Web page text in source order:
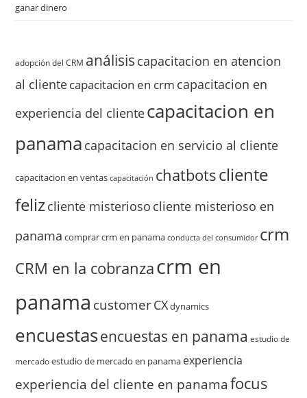
ganar dinero
adopción del CRM análisis capacitacion en atencion
al clientecapacitacion en crm capacitacion en
experiencia del clientecapacitacion en
panama capacitacion en servicio al cliente
capacitacion en ventas capacitación chatbotscliente
felizcliente misterioso cliente misterioso en
panama comprar crm en panama conducta del consumidor crm
CRM en la cobranzacrm en
panama customerCXdynamics
encuestasencuestas en panama estudio de
mercado estudio de mercado en panama experiencia
experiencia del cliente en panama focus